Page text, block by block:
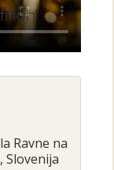
Ravne na
Slovenija